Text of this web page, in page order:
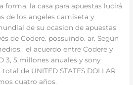
forma, la casa para apuestas lucirá
de los angeles camiseta y
de su ocasion de apuestas
de Codere. possuindo. ar. Según
el acuerdo entre Codere y
3, 5 millones anuales y sony
de UNITED STATES DOLLAR
cuatro años.